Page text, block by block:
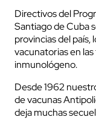
Directivos del
Santiago de Cuba
provincias del país,
vacunatorias en
inmunológeno.
Desde 1962
de vacunas
deja muchas